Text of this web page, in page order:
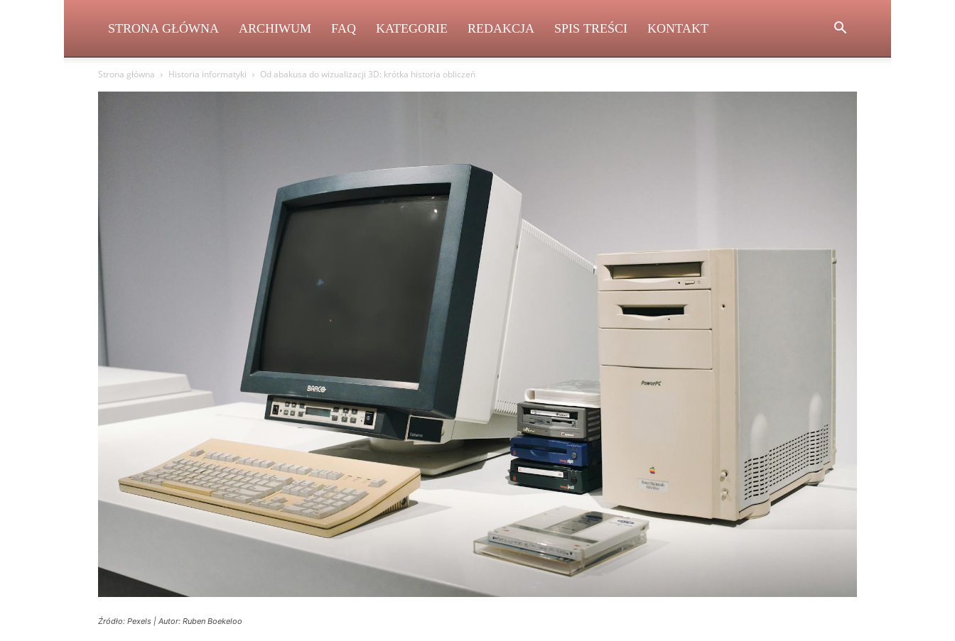
STRONA GŁÓWNA ARCHIWUM FAQ KATEGORIE REDAKCJA SPIS TREŚCI KONTAKT
Strona główna Historia informatyki Od abakusa do wizualizacji 3D: krótka historia obliczeń
Źródło: Pexels | Autor: Ruben Boekeloo